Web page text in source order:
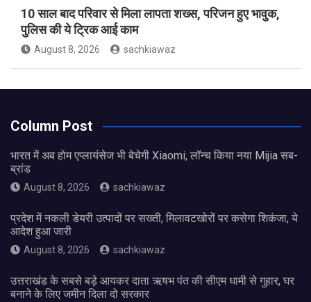
10 साल बाद परिवार से मिला लापता शख्स, परिजन हुए भावुक,
पुलिस की ये ट्रिक आई काम
August 8, 2026 sachkiawaz
Column Post
भारत में अब होम एप्लायंसेज भी बेचेगी Xiaomi, लॉन्च किया नया Mijia सब-
ब्रांड
August 8, 2026 sachkiawaz
प्रदेश में नकली डेयरी उत्पादों पर सख्ती, मिलावटखोरों पर कसेगा शिकंजा, ये
आदेश हुआ जारी
August 8, 2026 sachkiawaz
उत्तराखंड के सबसे बड़े आयकर दाता ऋषभ पंत की सीएम धामी से गुहार, घर
बनाने के लिए जमीन दिला दो सरकार